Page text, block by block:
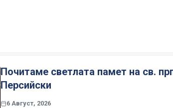
Почитаме светлата памет на св.
Персийски
6 Август, 2026